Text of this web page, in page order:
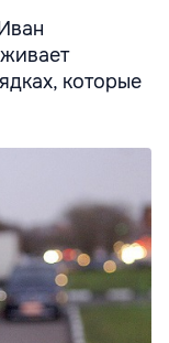
которые